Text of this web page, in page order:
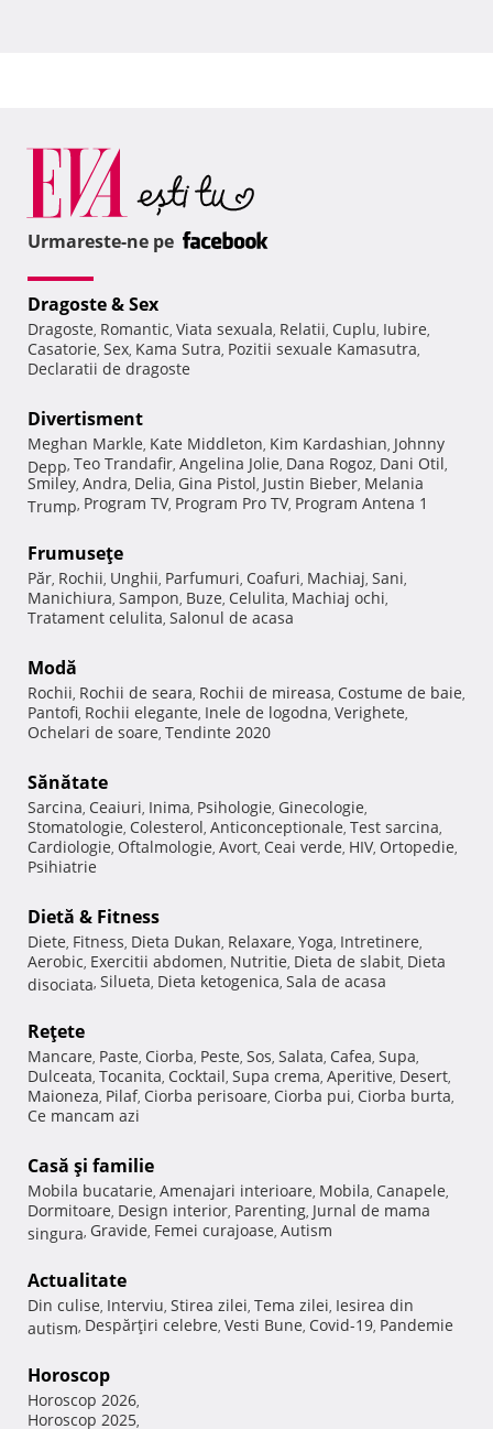
Urmareste-ne pe
Dragoste & Sex
Dragoste, Romantic, Viata sexuala, Relatii, Cuplu, Iubire,
Casatorie, Sex, Kama Sutra, Pozitii sexuale Kamasutra,
Declaratii de dragoste
Divertisment
Meghan Markle, Kate Middleton, Kim Kardashian, Johnny
Depp, Teo Trandafir, Angelina Jolie, Dana Rogoz, Dani Otil,
Smiley, Andra, Delia, Gina Pistol, Justin Bieber, Melania
Trump, Program TV, Program Pro TV, Program Antena 1
Frumuseţe
Păr, Rochii, Unghii, Parfumuri, Coafuri, Machiaj, Sani,
Manichiura, Sampon, Buze, Celulita, Machiaj ochi,
Tratament celulita, Salonul de acasa
Modă
Rochii, Rochii de seara, Rochii de mireasa, Costume de baie,
Pantofi, Rochii elegante, Inele de logodna, Verighete,
Ochelari de soare, Tendinte 2020
Sănătate
Sarcina, Ceaiuri, Inima, Psihologie, Ginecologie,
Stomatologie, Colesterol, Anticonceptionale, Test sarcina,
Cardiologie, Oftalmologie, Avort, Ceai verde, HIV, Ortopedie,
Psihiatrie
Dietă & Fitness
Diete, Fitness, Dieta Dukan, Relaxare, Yoga, Intretinere,
Aerobic, Exercitii abdomen, Nutritie, Dieta de slabit, Dieta
disociata, Silueta, Dieta ketogenica, Sala de acasa
Reţete
Mancare, Paste, Ciorba, Peste, Sos, Salata, Cafea, Supa,
Dulceata, Tocanita, Cocktail, Supa crema, Aperitive, Desert,
Maioneza, Pilaf, Ciorba perisoare, Ciorba pui, Ciorba burta,
Ce mancam azi
Casă şi familie
Mobila bucatarie, Amenajari interioare, Mobila, Canapele,
Dormitoare, Design interior, Parenting, Jurnal de mama
singura, Gravide, Femei curajoase, Autism
Actualitate
Din culise, Interviu, Stirea zilei, Tema zilei, Iesirea din
autism, Despărţiri celebre, Vesti Bune, Covid-19, Pandemie
Horoscop
Horoscop 2026,
Horoscop 2025,